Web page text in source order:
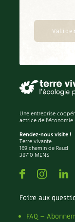
Pelouse
Permaculture
Pesticides
Petits pois
Piment
Pissenlit
Pizza
Plantes
Plantes d'extérieur
Plantes d'intérieur
Plantes
Plantes sauvages
Plants
Plastique
Une entreprise
actrice de l'économie
Rendez-nous visite !
Terre vivante
169 chemin de Raud
38710 MENS
Facebook
Foire aux
FAQ –